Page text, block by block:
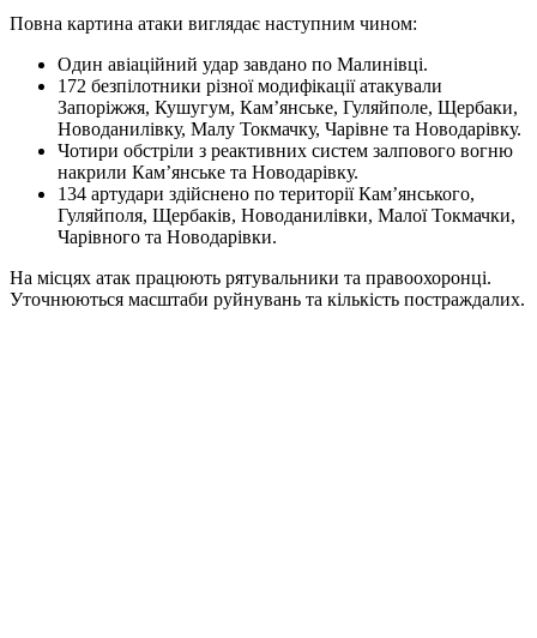
Повна картина атаки виглядає наступним чином:
Один авіаційний удар завдано по Малинівці.
172 безпілотники різної модифікації атакували
Запоріжжя, Кушугум, Камʼянське, Гуляйполе, Щербаки,
Новоданилівку, Малу Токмачку, Чарівне та Новодарівку.
Чотири обстріли з реактивних систем залпового вогню
накрили Камʼянське та Новодарівку.
134 артудари здійснено по території Камʼянського,
Гуляйполя, Щербаків, Новоданилівки, Малої Токмачки,
Чарівного та Новодарівки.
На місцях атак працюють рятувальники та правоохоронці.
Уточнюються масштаби руйнувань та кількість постраждалих.